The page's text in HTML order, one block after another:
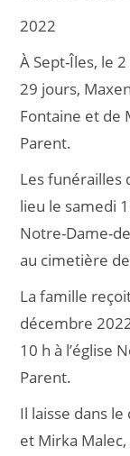
2022
À Sept-Îles, le
29 jours,
Fontaine et de
Parent.
Les funérailles
lieu le samedi
Notre-Dame-
au cimetière
La famille
décembre
10 h à l’église
Parent.
Il laisse dans
et Mirka